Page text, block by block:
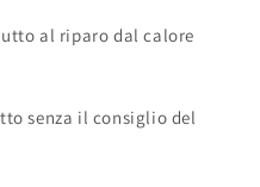
al riparo dal calore
senza il consiglio del